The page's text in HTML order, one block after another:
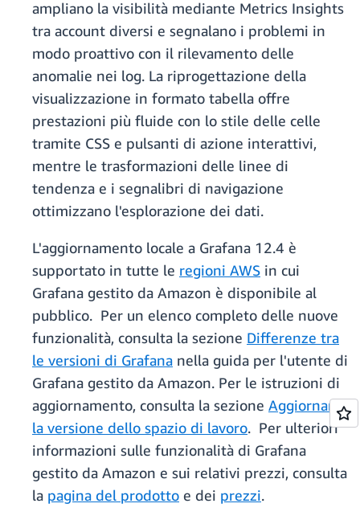
ampliano la visibilità mediante Metrics Insights
tra account diversi e segnalano i problemi in
modo proattivo con il rilevamento delle
anomalie nei log. La riprogettazione della
visualizzazione in formato tabella offre
prestazioni più fluide con lo stile delle celle
tramite CSS e pulsanti di azione interattivi,
mentre le trasformazioni delle linee di
tendenza e i segnalibri di navigazione
ottimizzano l'esplorazione dei dati.
L'aggiornamento locale a Grafana 12.4 è
supportato in tutte le regioni AWS in cui
Grafana gestito da Amazon è disponibile al
pubblico. Per un elenco completo delle nuove
funzionalità, consulta la sezione Differenze tra
le versioni di Grafana nella guida per l'utente di
Grafana gestito da Amazon. Per le istruzioni di
aggiornamento, consulta la sezione Aggiornare
la versione dello spazio di lavoro. Per ulteriori
informazioni sulle funzionalità di Grafana
gestito da Amazon e sui relativi prezzi, consulta
la pagina del prodotto e dei prezzi.